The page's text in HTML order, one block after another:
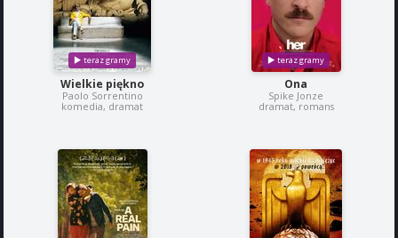
Wielkie piękno
Paolo Sorrentino
komedia, dramat
Ona
Spike Jonze
dramat, romans